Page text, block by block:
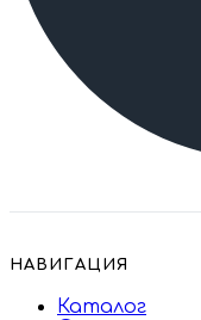
НАВИГАЦИЯ
Каталог